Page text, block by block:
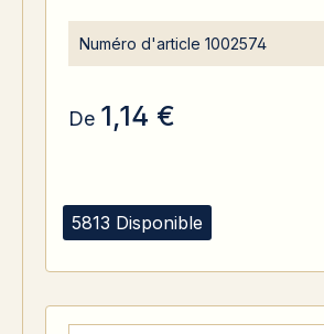
5813 Disponible
Numéro d'article 1002574
De 1,14 €